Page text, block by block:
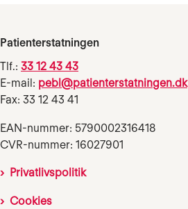
Patienterstatningen
Tlf.: 33 12 43 43
E-mail: pebl@patienterstatningen.dk
Fax: 33 12 43 41
EAN-nummer: 5790002316418
CVR-nummer: 16027901
Privatlivspolitik
Cookies